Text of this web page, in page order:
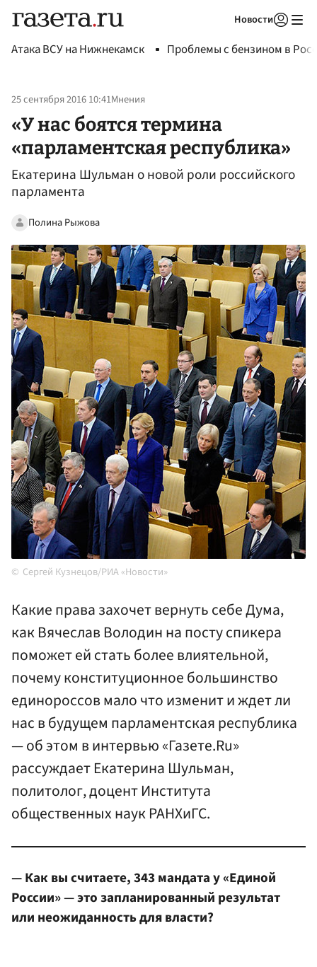
Новости
Атака ВСУ на Нижнекамск Проблемы с бензином в
25 сентября 2016 10:41Мнения
«У нас боятся термина
«парламентская республика»
Екатерина Шульман о новой роли российского
парламента
Полина Рыжова
Сергей Кузнецов/РИА «Новости»
Какие права захочет вернуть себе Дума,
как Вячеслав Володин на посту спикера
поможет ей стать более влиятельной,
почему конституционное большинство
единороссов мало что изменит и ждет ли
нас в будущем парламентская республика
— об этом в интервью «Газете.Ru»
рассуждает Екатерина Шульман,
политолог, доцент Института
общественных наук РАНХиГС.
— Как вы считаете, 343 мандата у «Единой
России» — это запланированный результат
или неожиданность для власти?